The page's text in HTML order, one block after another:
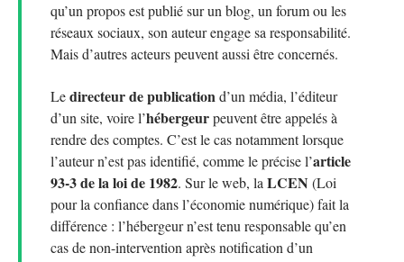
qu’un propos est publié sur un blog, un forum ou les
réseaux sociaux, son auteur engage sa responsabilité.
Mais d’autres acteurs peuvent aussi être concernés.
Ledirecteur de publication d’un média, l’éditeur
d’un site, voire l’hébergeurpeuvent être appelés à
rendre des comptes. C’est le cas notamment lorsque
l’auteur n’est pas identifié, comme le précise l’article
93-3 de la loi de 1982. Sur le web, la LCEN (Loi
pour la confiance dans l’économie numérique) fait la
différence : l’hébergeur n’est tenu responsable qu’en
cas de non-intervention après notification d’un